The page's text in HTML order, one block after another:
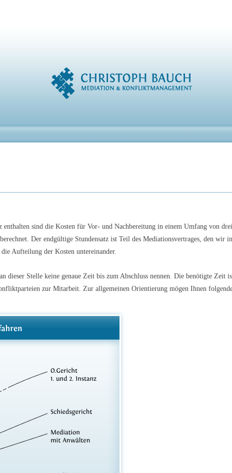
sind die Kosten für Vor- und Nachbereitung in einem Umfang von
Der endgültige Stundensatz ist Teil des Mediationsvertrages, den wir
Aufteilung der Kosten untereinander.
dieser Stelle keine genaue Zeit bis zum Abschluss nennen. Die benötigte Zeit
zur Mitarbeit. Zur allgemeinen Orientierung mögen Ihnen